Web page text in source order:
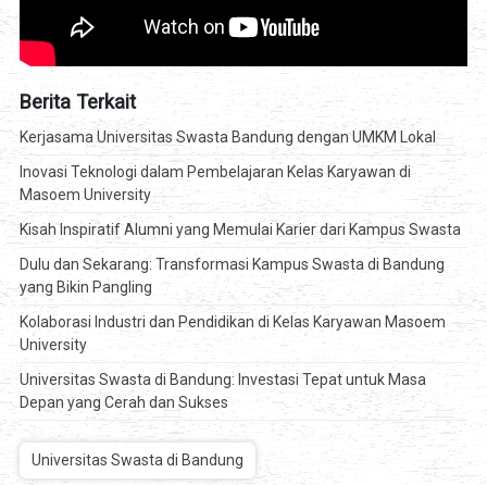
Berita Terkait
Kerjasama Universitas Swasta Bandung dengan UMKM Lokal
Inovasi Teknologi dalam Pembelajaran Kelas Karyawan di
Masoem University
Kisah Inspiratif Alumni yang Memulai Karier dari Kampus Swasta
Dulu dan Sekarang: Transformasi Kampus Swasta di Bandung
yang Bikin Pangling
Kolaborasi Industri dan Pendidikan di Kelas Karyawan Masoem
University
Universitas Swasta di Bandung: Investasi Tepat untuk Masa
Depan yang Cerah dan Sukses
Universitas Swasta di Bandung